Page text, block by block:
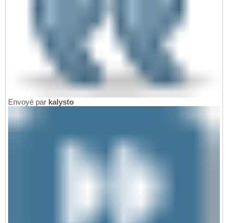
Envoyé par kalysto